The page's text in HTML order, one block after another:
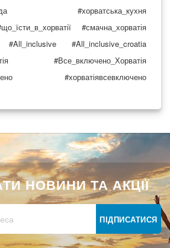
#хорватська_кухня
#смачна_хорватія
#All_inclusive
#All_inclusive_croatia
#Все_включено_Хорватія
#хорватіявсевключено
НОВИНИ ТА АКЦІЇ
ПІДПИСАТИСЯ